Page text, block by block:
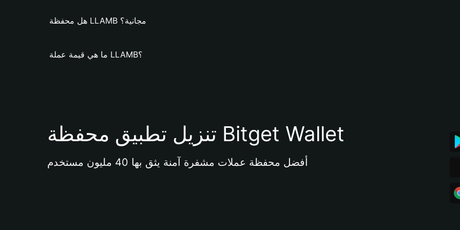
هل محفظة LLAMB مجانية؟
ما هي قيمة عملة LLAMB؟
تنزيل تطبيق محفظة Bitget Wallet
أفضل محفظة عملات مشفرة آمنة يثق بها 40 مليون مستخدم